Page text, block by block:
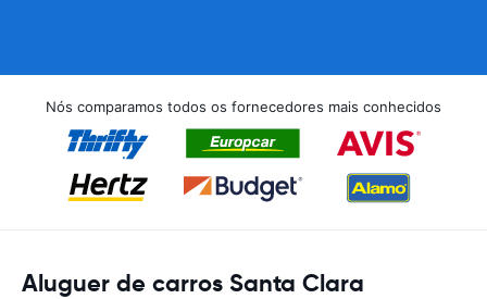
Nós comparamos todos os fornecedores mais conhecidos
Aluguer de carros Santa Clara